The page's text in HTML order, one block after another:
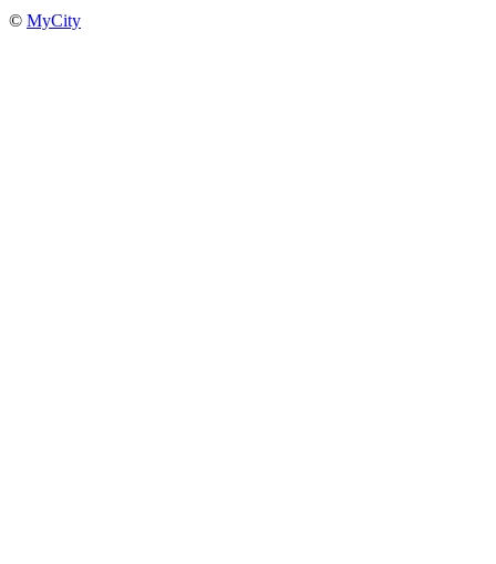
© MyCity